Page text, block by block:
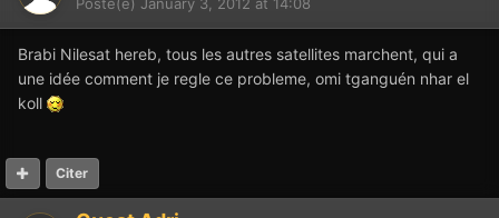
Brabi Nilesat hereb, tous les autres satellites marchent, qui a
une idée comment je regle ce probleme, omi tganguén nhar el
koll
Citer